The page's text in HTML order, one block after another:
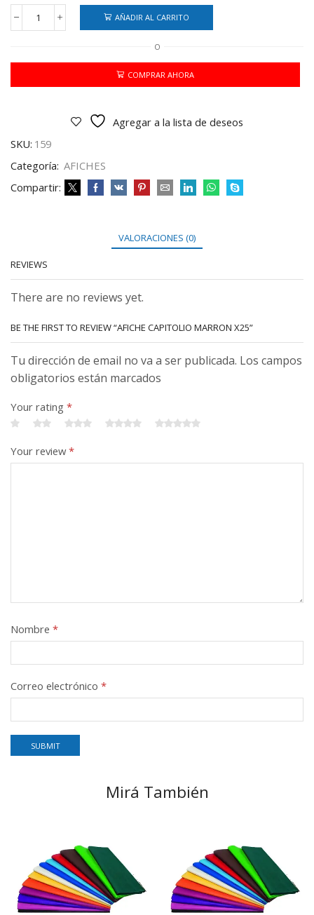
AFICHE
CAPITOLIO
X25
AÑADIR AL CARRITO
O
COMPRAR AHORA
Agregar a la lista de deseos
SKU: 159
Categoría: AFICHES
Compartir:
VALORACIONES (0)
REVIEWS
There are no reviews yet.
BE THE FIRST TO REVIEW “AFICHE CAPITOLIO MARRON X25”
Tu dirección de email no va a ser publicada. Los campos
obligatorios están marcados
Your rating *
Your review*
Nombre *
Correo electrónico *
Mirá También